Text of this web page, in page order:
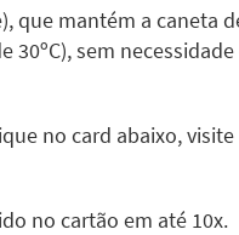
que mantém a caneta
30ºC), sem necessidade
no card abaixo, visite
no cartão em até 10x.